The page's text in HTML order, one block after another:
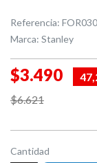
Referencia:
Marca: Stanley
$3.490
$6.621
Cantidad